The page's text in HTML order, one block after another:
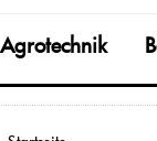
Agrotechnik